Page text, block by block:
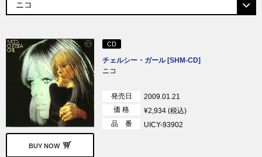
BUY NOW
CD
チェルシー・ガール [SHM-CD]
ニコ
発売日
2009.01.21
価 格
¥2,934 (税込)
品 番
UICY-93902